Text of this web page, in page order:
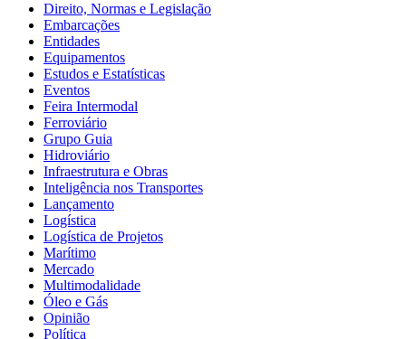
Direito, Normas e Legislação
Embarcações
Entidades
Equipamentos
Estudos e Estatísticas
Eventos
Feira Intermodal
Ferroviário
Grupo Guia
Hidroviário
Infraestrutura e Obras
Inteligência nos Transportes
Lançamento
Logística
Logística de Projetos
Marítimo
Mercado
Multimodalidade
Óleo e Gás
Opinião
Política